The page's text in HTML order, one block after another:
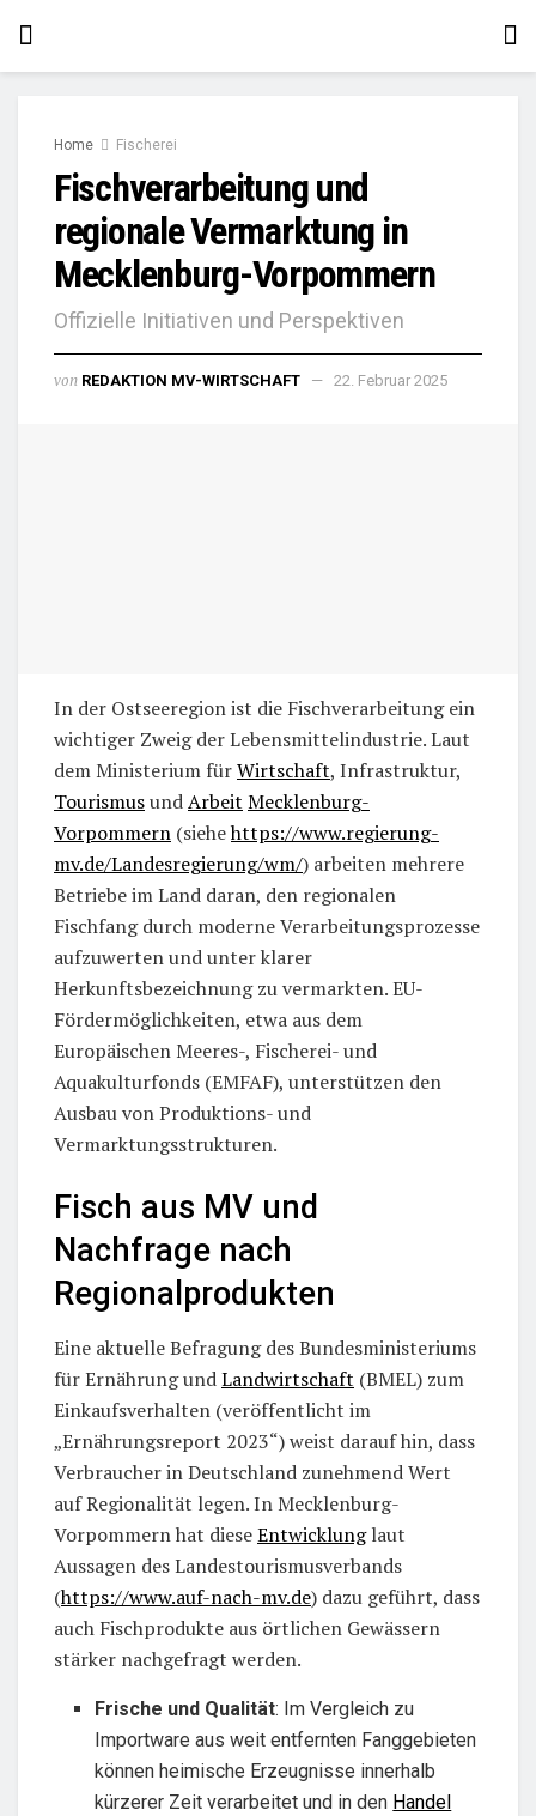
Home Fischerei
Fischverarbeitung und
regionale Vermarktung in
Mecklenburg-Vorpommern
Offizielle Initiativen und Perspektiven
von REDAKTION MV-WIRTSCHAFT 22. Februar 2025
In der Ostseeregion ist die Fischverarbeitung ein
wichtiger Zweig der Lebensmittelindustrie. Laut
dem Ministerium fürWirtschaft, Infrastruktur,
TourismusundArbeit Mecklenburg-
Vorpommern (siehehttps://www.regierung-
mv.de/Landesregierung/wm/) arbeiten mehrere
Betriebe im Land daran, den regionalen
Fischfang durch moderne Verarbeitungsprozesse
aufzuwerten und unter klarer
Herkunftsbezeichnung zu vermarkten. EU-
Fördermöglichkeiten, etwa aus dem
Europäischen Meeres-, Fischerei- und
Aquakulturfonds (EMFAF), unterstützen den
Ausbau von Produktions- und
Vermarktungsstrukturen.
Fisch aus MV und
Nachfrage nach
Regionalprodukten
Eine aktuelle Befragung des Bundesministeriums
für Ernährung undLandwirtschaft (BMEL) zum
Einkaufsverhalten (veröffentlicht im
„Ernährungsreport 2023“) weist darauf hin, dass
Verbraucher in Deutschland zunehmend Wert
auf Regionalität legen. In Mecklenburg-
Vorpommern hat dieseEntwicklunglaut
Aussagen des Landestourismusverbands
(https://www.auf-nach-mv.de) dazu geführt, dass
auch Fischprodukte aus örtlichen Gewässern
stärker nachgefragt werden.
Frische und Qualität: Im Vergleich zu
Importware aus weit entfernten Fanggebieten
können heimische Erzeugnisse innerhalb
kürzerer Zeit verarbeitet und in den Handel